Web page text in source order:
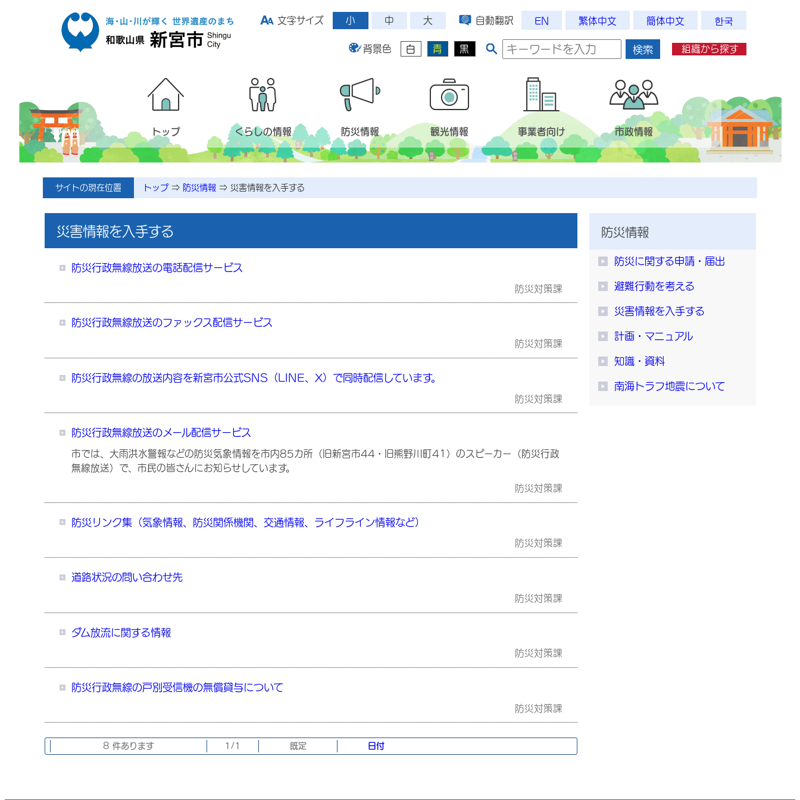
文字サイズ
小 中 大 自動翻訳 EN 繁体中文 簡体中文 한국
背景色 白 青 黒 検索 組織から探す
トップ くらしの情報 防災情報 観光情報 事業者向け 市政情報
メニューページ
サイトの現在位置 トップ ⇒ 防災情報 ⇒ 災害情報を入手する
災害情報を入手する
防災行政無線放送の電話配信サービス
防災対策課
防災行政無線放送のファックス配信サービス
防災対策課
防災行政無線の放送内容を新宮市公式SNS（LINE、X）で同時配信しています。
防災対策課
防災行政無線放送のメール配信サービス
市では、大雨洪水警報などの防災気象情報を市内85カ所（旧新宮市44・旧熊野川町41）のスピーカー（防災行政
無線放送）で、市民の皆さんにお知らせしています。
防災対策課
防災リンク集（気象情報、防災関係機関、交通情報、ライフライン情報など）
防災対策課
道路状況の問い合わせ先
防災対策課
ダム放流に関する情報
防災対策課
防災行政無線の戸別受信機の無償貸与について
防災対策課
8 件あります 1/1 既定 日付
防災情報
防災に関する申請・届出
避難行動を考える
災害情報を入手する
計画・マニュアル
知識・資料
南海トラフ地震について